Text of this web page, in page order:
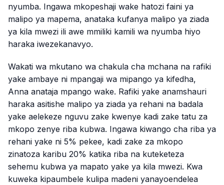
nyumba. Ingawa mkopeshaji wake hatozi faini ya
malipo ya mapema, anataka kufanya malipo ya ziada
ya kila mwezi ili awe mmiliki kamili wa nyumba hiyo
haraka iwezekanavyo.
Wakati wa mkutano wa chakula cha mchana na rafiki
yake ambaye ni mpangaji wa mipango ya kifedha,
Anna anataja mpango wake. Rafiki yake anamshauri
haraka asitishe malipo ya ziada ya rehani na badala
yake aelekeze nguvu zake kwenye kadi zake tatu za
mkopo zenye riba kubwa. Ingawa kiwango cha riba ya
rehani yake ni 5% pekee, kadi zake za mkopo
zinatoza karibu 20% katika riba na kuteketeza
sehemu kubwa ya mapato yake ya kila mwezi. Kwa
kuweka kipaumbele kulipa madeni yanayoendelea